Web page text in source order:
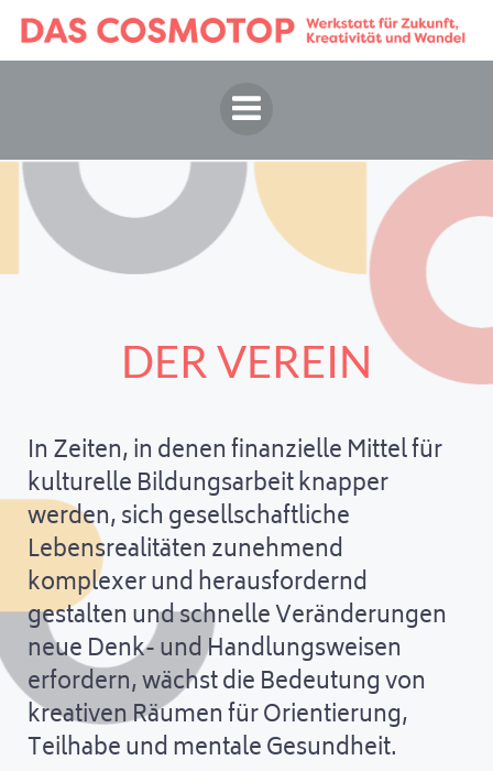
Springe
zum
Inhalt
DER VEREIN
In Zeiten, in denen finanzielle Mittel für
kulturelle Bildungsarbeit knapper
werden, sich gesellschaftliche
Lebensrealitäten zunehmend
komplexer und herausfordernd
gestalten und schnelle Veränderungen
neue Denk- und Handlungsweisen
erfordern, wächst die Bedeutung von
kreativen Räumen für Orientierung,
Teilhabe und mentale Gesundheit.